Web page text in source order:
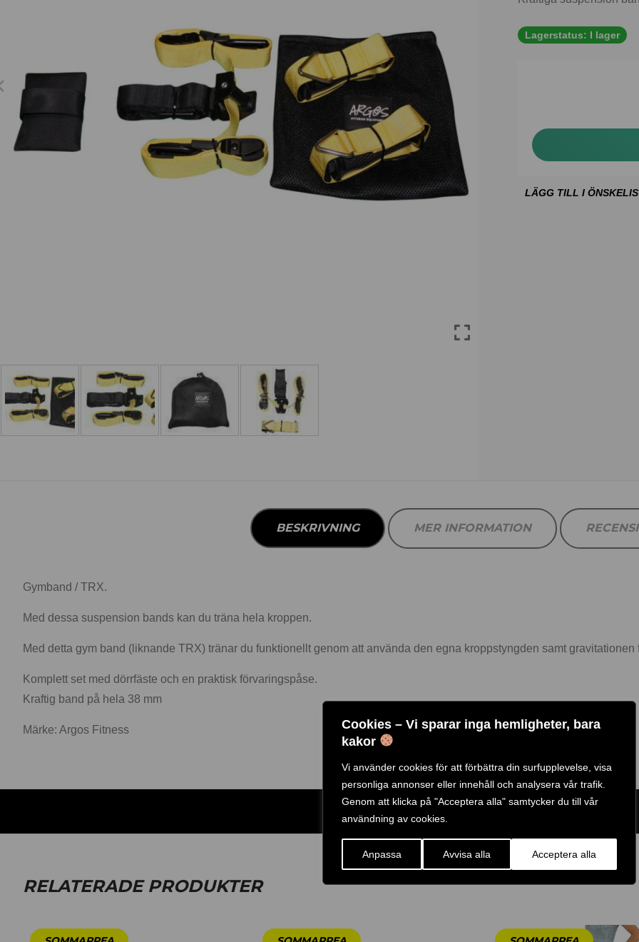
Cookies – Vi sparar inga hemligheter, bara
kakor
Vi använder cookies för att förbättra din surfupplevelse, visa
personliga annonser eller innehåll och analysera vår trafik.
Genom att klicka på "Acceptera alla" samtycker du till vår
användning av cookies.
Anpassa Avvisa alla Acceptera alla
Lagerstatus: I lager
BESKRIVNING MER INFORMATION
Gymband / TRX.
Med dessa suspension bands kan du träna hela kroppen.
Med detta gym band (liknande TRX) tränar du funktionellt genom att använda den egna kroppstyngden samt
Komplett set med dörrfäste och en praktisk förvaringspåse.
Kraftig band på hela 38 mm
Märke: Argos Fitness
RELATERADE PRODUKTER